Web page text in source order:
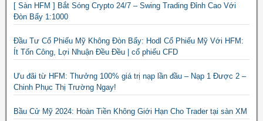
[ Sàn HFM ] Bắt Sóng Crypto 24/7 – Swing Trading Đỉnh Cao Với
Đòn Bẩy 1:1000
Đầu Tư Cổ Phiếu Mỹ Không Đòn Bẩy: Hodl Cổ Phiếu Mỹ Với HFM:
Ít Tốn Công, Lợi Nhuận Đều Đều | cổ phiếu CFD
Ưu đãi từ HFM: Thưởng 100% giá trị nạp lần đầu – Nạp 1 Được 2 –
Chinh Phục Thị Trường Ngay!
Bầu Cử Mỹ 2024: Hoàn Tiền Không Giới Hạn Cho Trader tại sàn XM